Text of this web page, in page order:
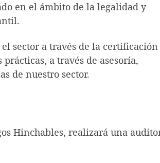
en el ámbito de la legalidad y
sector a través de la certificación
a través de asesoría,
de nuestro sector.
Hinchables, realizará una